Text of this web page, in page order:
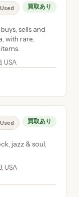
買取あり
sells and
with rare,
USA
買取あり
jazz & soul,
USA